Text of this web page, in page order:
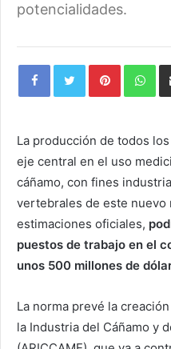
potencialidades.
Pinterest
La producción de todos
eje central en el uso
cáñamo, con fines
vertebrales de este nuevo
estimaciones oficiales,
puestos de trabajo en el
unos 500 millones de
La norma prevé la
la Industria del Cáñamo y